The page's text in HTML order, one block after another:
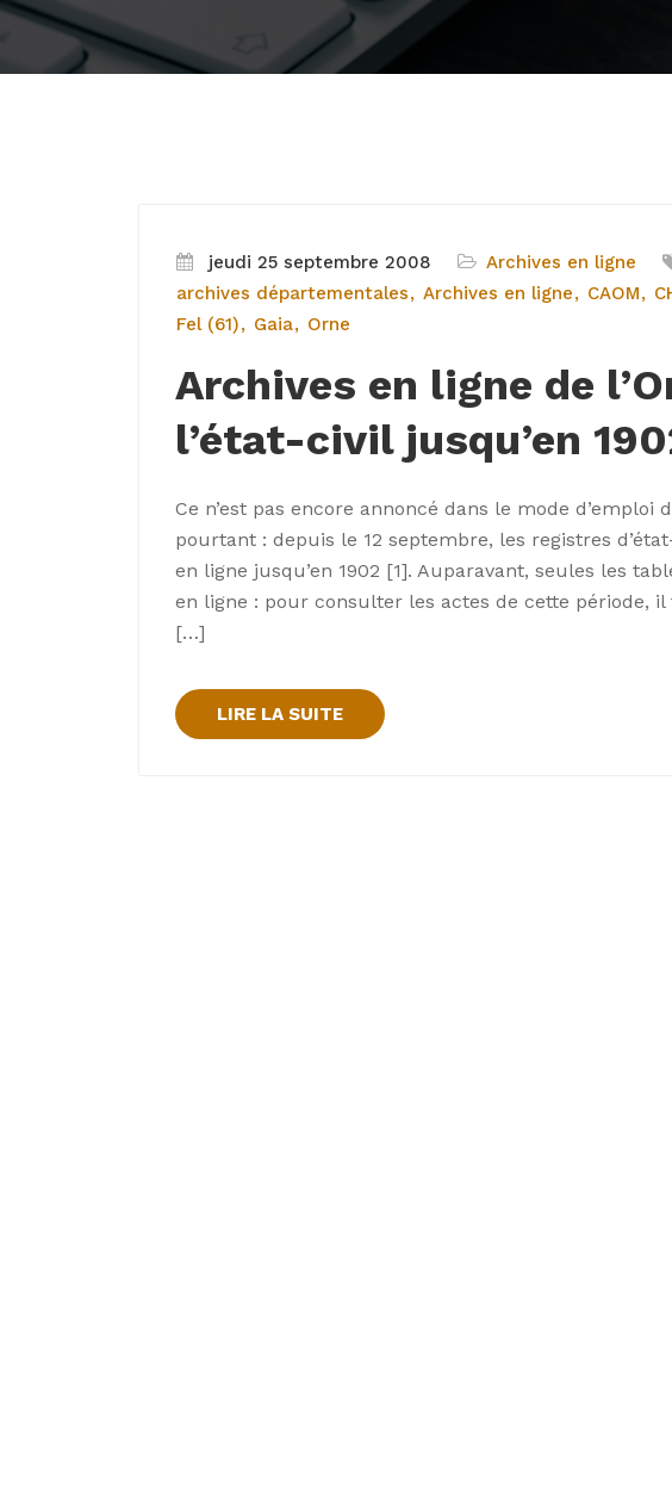
jeudi 25 septembre 2008 Archives en ligne
archives départementales
Archives en ligne CAOM
Fel (61)
Gaia Orne
Archives en ligne de
l’état-civil jusqu’en
Ce n’est pas encore annoncé dans le mode d’emploi
pourtant : depuis le 12 septembre, les registres
en ligne jusqu’en 1902 [1]. Auparavant, seules les
en ligne : pour consulter les actes de cette période,
[…]
LIRE LA SUITE